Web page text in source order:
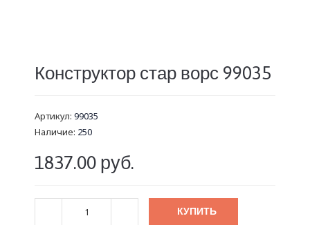
Конструктор стар ворс 99035
Артикул: 99035
Наличие: 250
1837.00 руб.
КУПИТЬ